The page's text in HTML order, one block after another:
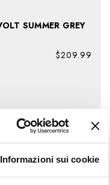
Informazioni sui cookie
G_VOLT SUMMER GREY
$209.99